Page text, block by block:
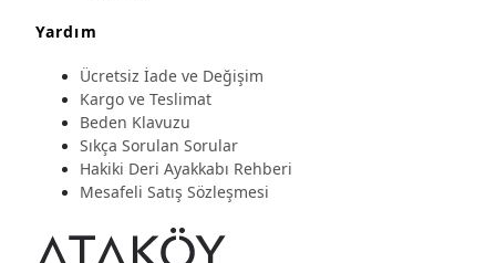
Yardım
Ücretsiz İade ve Değişim
Kargo ve Teslimat
Beden Klavuzu
Sıkça Sorulan Sorular
Hakiki Deri Ayakkabı Rehberi
Mesafeli Satış Sözleşmesi